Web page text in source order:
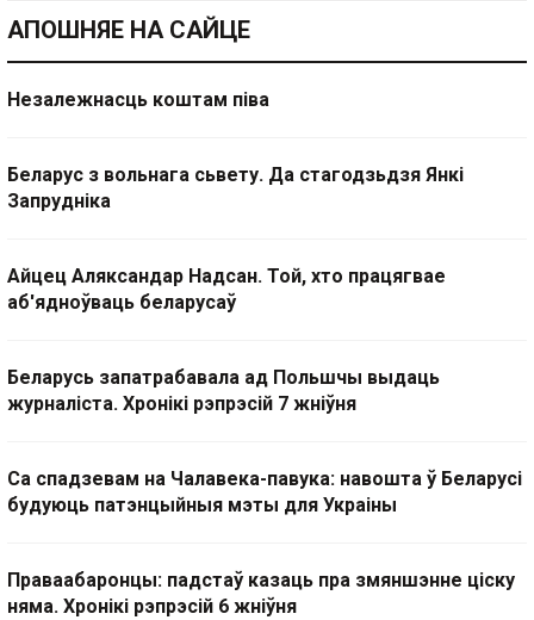
АПОШНЯЕ НА САЙЦЕ
Незалежнасць коштам піва
Беларус з вольнага сьвету. Да стагодзьдзя Янкі
Запрудніка
Айцец Аляксандар Надсан. Той, хто працягвае
аб'ядноўваць беларусаў
Беларусь запатрабавала ад Польшчы выдаць
журналіста. Хронікі рэпрэсій 7 жніўня
Са спадзевам на Чалавека-павука: навошта ў Беларусі
будуюць патэнцыйныя мэты для Украіны
Праваабаронцы: падстаў казаць пра змяншэнне ціску
няма. Хронікі рэпрэсій 6 жніўня